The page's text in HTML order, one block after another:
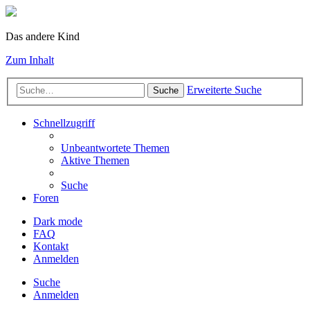
Das andere Kind
Zum Inhalt
Suche Erweiterte Suche
Schnellzugriff
Unbeantwortete Themen
Aktive Themen
Suche
Foren
Dark mode
FAQ
Kontakt
Anmelden
Suche
Anmelden